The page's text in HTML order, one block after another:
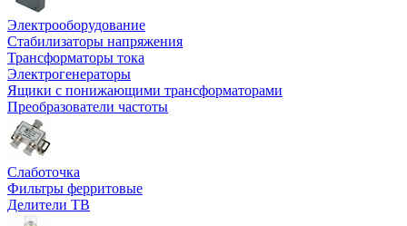
Электрооборудование
Стабилизаторы напряжения
Трансформаторы тока
Электрогенераторы
Ящики с понижающими трансформаторами
Преобразователи частоты
Слаботочка
Фильтры ферритовые
Делители ТВ